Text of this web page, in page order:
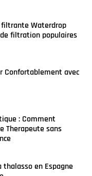
filtrante Waterdrop
filtration populaires
Confortablement avec
: Comment
Therapeute sans
en Espagne